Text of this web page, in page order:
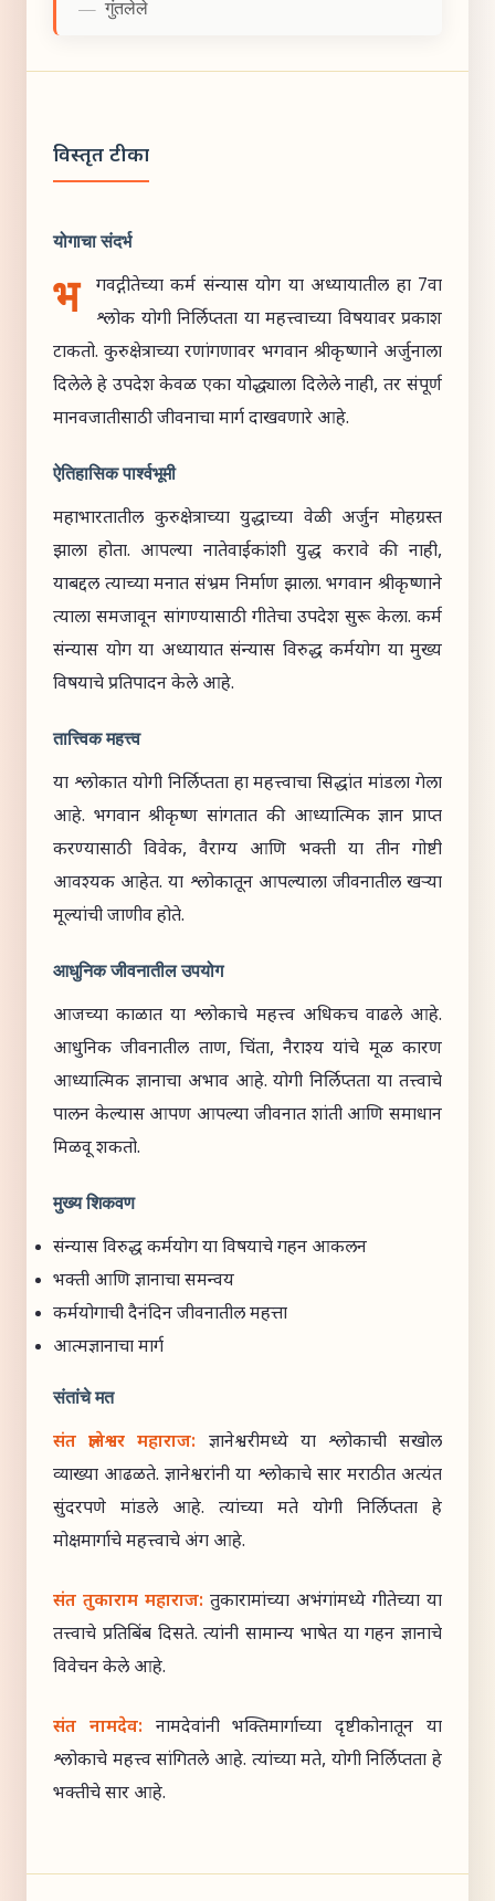
— गुंतलेले
विस्तृत टीका
योगाचा संदर्भ
भ
गवद्गीतेच्या कर्म संन्यास योग या अध्यायातील हा 7वा
श्लोक योगी निर्लिप्तता या महत्त्वाच्या विषयावर प्रकाश
टाकतो. कुरुक्षेत्राच्या रणांगणावर भगवान श्रीकृष्णाने अर्जुनाला
दिलेले हे उपदेश केवळ एका योद्ध्याला दिलेले नाही, तर संपूर्ण
मानवजातीसाठी जीवनाचा मार्ग दाखवणारे आहे.
ऐतिहासिक पार्श्वभूमी
महाभारतातील कुरुक्षेत्राच्या युद्धाच्या वेळी अर्जुन मोहग्रस्त
झाला होता. आपल्या नातेवाईकांशी युद्ध करावे की नाही,
याबद्दल त्याच्या मनात संभ्रम निर्माण झाला. भगवान श्रीकृष्णाने
त्याला समजावून सांगण्यासाठी गीतेचा उपदेश सुरू केला. कर्म
संन्यास योग या अध्यायात संन्यास विरुद्ध कर्मयोग या मुख्य
विषयाचे प्रतिपादन केले आहे.
तात्त्विक महत्त्व
या श्लोकात योगी निर्लिप्तता हा महत्त्वाचा सिद्धांत मांडला गेला
आहे. भगवान श्रीकृष्ण सांगतात की आध्यात्मिक ज्ञान प्राप्त
करण्यासाठी विवेक, वैराग्य आणि भक्ती या तीन गोष्टी
आवश्यक आहेत. या श्लोकातून आपल्याला जीवनातील खऱ्या
मूल्यांची जाणीव होते.
आधुनिक जीवनातील उपयोग
आजच्या काळात या श्लोकाचे महत्त्व अधिकच वाढले आहे.
आधुनिक जीवनातील ताण, चिंता, नैराश्य यांचे मूळ कारण
आध्यात्मिक ज्ञानाचा अभाव आहे. योगी निर्लिप्तता या तत्त्वाचे
पालन केल्यास आपण आपल्या जीवनात शांती आणि समाधान
मिळवू शकतो.
मुख्य शिकवण
संन्यास विरुद्ध कर्मयोग या विषयाचे गहन आकलन
भक्ती आणि ज्ञानाचा समन्वय
कर्मयोगाची दैनंदिन जीवनातील महत्ता
आत्मज्ञानाचा मार्ग
संतांचे मत
संत ज्ञानेश्वर महाराज: ज्ञानेश्वरीमध्ये या श्लोकाची सखोल
व्याख्या आढळते. ज्ञानेश्वरांनी या श्लोकाचे सार मराठीत अत्यंत
सुंदरपणे मांडले आहे. त्यांच्या मते योगी निर्लिप्तता हे
मोक्षमार्गाचे महत्त्वाचे अंग आहे.
संत तुकाराम महाराज: तुकारामांच्या अभंगांमध्ये गीतेच्या या
तत्त्वाचे प्रतिबिंब दिसते. त्यांनी सामान्य भाषेत या गहन ज्ञानाचे
विवेचन केले आहे.
संत नामदेव: नामदेवांनी भक्तिमार्गाच्या दृष्टीकोनातून या
श्लोकाचे महत्त्व सांगितले आहे. त्यांच्या मते, योगी निर्लिप्तता हे
भक्तीचे सार आहे.